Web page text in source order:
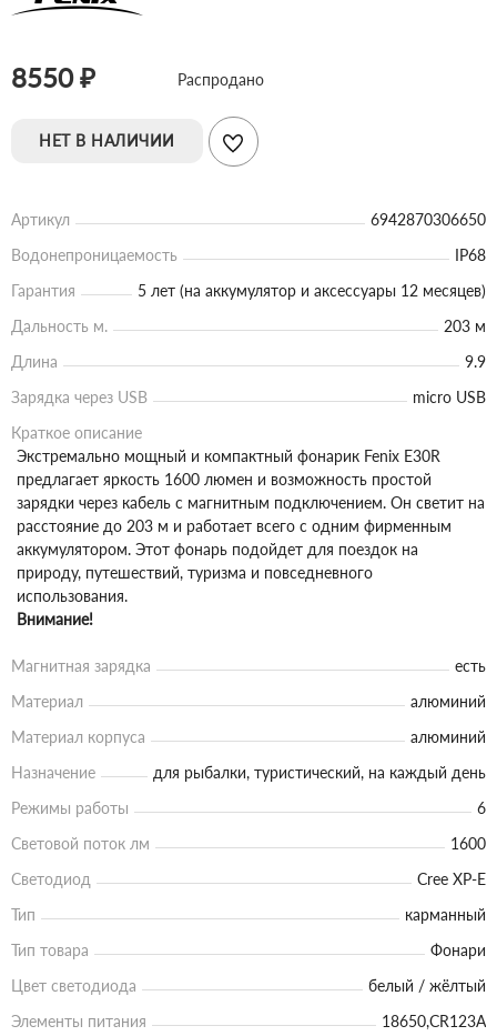
8550 ₽ Распродано
НЕТ В НАЛИЧИИ
Артикул
6942870306650
Водонепроницаемость
IP68
Гарантия
5 лет (на аккумулятор и аксессуары 12 месяцев)
Дальность м.
203 м
Длина
9.9
Зарядка через USB
micro USB
Краткое описание
Экстремально мощный и компактный фонарик Fenix E30R
предлагает яркость 1600 люмен и возможность простой
зарядки через кабель с магнитным подключением. Он светит на
расстояние до 203 м и работает всего с одним фирменным
аккумулятором. Этот фонарь подойдет для поездок на
природу, путешествий, туризма и повседневного
использования.
Внимание!
Магнитная зарядка
есть
Материал
алюминий
Материал корпуса
алюминий
Назначение
для рыбалки, туристический, на каждый день
Режимы работы
6
Световой поток лм
1600
Светодиод
Cree XP-E
Тип
карманный
Тип товара
Фонари
Цвет светодиода
белый / жёлтый
Элементы питания
18650,CR123A